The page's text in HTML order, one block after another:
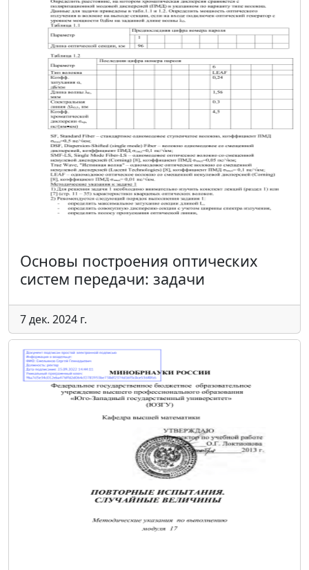
Основы построения оптических
систем передачи: задачи
7 дек. 2024 г.